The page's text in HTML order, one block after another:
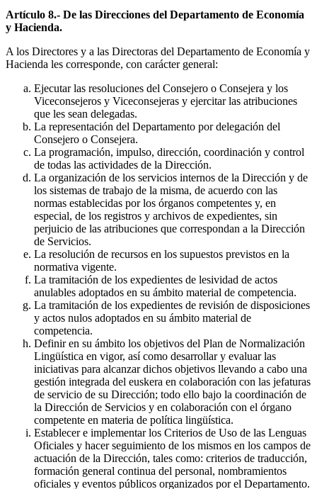
Artículo 8.- De las Direcciones del Departamento de Economía
y Hacienda.
A los Directores y a las Directoras del Departamento de Economía y
Hacienda les corresponde, con carácter general:
Ejecutar las resoluciones del Consejero o Consejera y los
Viceconsejeros y Viceconsejeras y ejercitar las atribuciones
que les sean delegadas.
La representación del Departamento por delegación del
Consejero o Consejera.
La programación, impulso, dirección, coordinación y control
de todas las actividades de la Dirección.
La organización de los servicios internos de la Dirección y de
los sistemas de trabajo de la misma, de acuerdo con las
normas establecidas por los órganos competentes y, en
especial, de los registros y archivos de expedientes, sin
perjuicio de las atribuciones que correspondan a la Dirección
de Servicios.
La resolución de recursos en los supuestos previstos en la
normativa vigente.
La tramitación de los expedientes de lesividad de actos
anulables adoptados en su ámbito material de competencia.
La tramitación de los expedientes de revisión de disposiciones
y actos nulos adoptados en su ámbito material de
competencia.
Definir en su ámbito los objetivos del Plan de Normalización
Lingüística en vigor, así como desarrollar y evaluar las
iniciativas para alcanzar dichos objetivos llevando a cabo una
gestión integrada del euskera en colaboración con las jefaturas
de servicio de su Dirección; todo ello bajo la coordinación de
la Dirección de Servicios y en colaboración con el órgano
competente en materia de política lingüística.
Establecer e implementar los Criterios de Uso de las Lenguas
Oficiales y hacer seguimiento de los mismos en los campos de
actuación de la Dirección, tales como: criterios de traducción,
formación general continua del personal, nombramientos
oficiales y eventos públicos organizados por el Departamento.